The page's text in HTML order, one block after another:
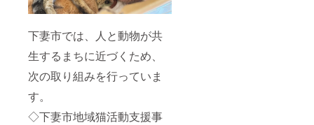
下妻市では、人と動物が共
生するまちに近づくため、
次の取り組みを行っていま
す。
◇下妻市地域猫活動支援事